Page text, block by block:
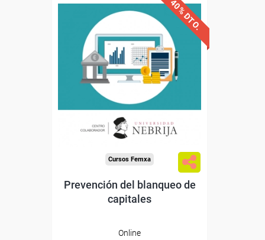
Descuentos especiales
Sin requisitos de acceso
Doble titulación
Compra segura
40% DTO.
Cursos Femxa
Prevención del blanqueo de
capitales
Online